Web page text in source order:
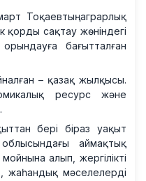
Тоқаевтың аграрлық
қорды сақтау жөніндегі
бағытталған
– қазақ жылқысы.
ресурс және
бері біраз уақыт
аймақтық
алып, жергілікті
жаһандық мәселелерді